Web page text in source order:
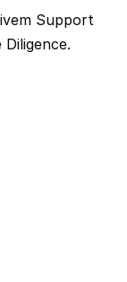
Support